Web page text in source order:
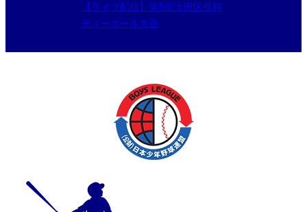
【ライブ配信】第5回大田区長杯
ティーボール大会